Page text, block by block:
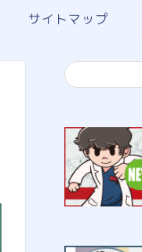
サイトマップ